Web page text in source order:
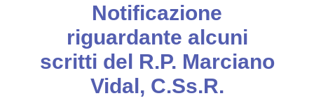
Notificazione
riguardante alcuni
scritti del R.P. Marciano
Vidal, C.Ss.R.